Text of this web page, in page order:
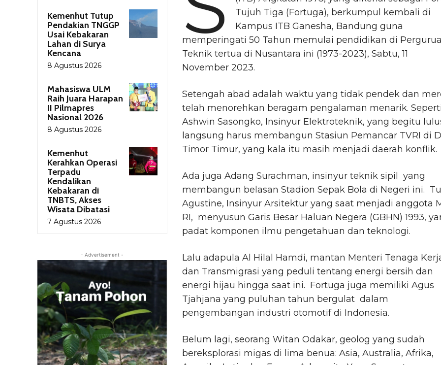
Kemenhut Tutup
Pendakian TNGGP
Usai Kebakaran
Lahan di Surya
Kencana
8 Agustus 2026
Mahasiswa ULM
Raih Juara Harapan
II Pilmapres
Nasional 2026
8 Agustus 2026
Kemenhut
Kerahkan Operasi
Terpadu
Kendalikan
Kebakaran di
TNBTS, Akses
Wisata Dibatasi
7 Agustus 2026
- Advertisement -
Tujuh Tiga (Fortuga), berkumpul kembali di
Kampus ITB Ganesha, Bandung guna
memperingati 50 Tahun memulai pendidikan di
Teknik tertua di Nusantara ini (1973-2023), Sabtu, 11
November 2023.
Setengah abad adalah waktu yang tidak pendek dan
telah menorehkan beragam pengalaman menarik. Seperti
Ashwin Sasongko, Insinyur Elektroteknik, yang begitu
langsung harus membangun Stasiun Pemancar TVRI di
Timor Timur, yang kala itu masih menjadi daerah konflik.
Ada juga Adang Surachman, insinyur teknik sipil yang
membangun belasan Stadion Sepak Bola di Negeri ini.
Agustine, Insinyur Arsitektur yang saat menjadi anggota
RI, menyusun Garis Besar Haluan Negera (GBHN) 1993,
padat komponen ilmu pengetahuan dan teknologi.
Lalu adapula Al Hilal Hamdi, mantan Menteri Tenaga
dan Transmigrasi yang peduli tentang energi bersih dan
energi hijau hingga saat ini. Fortuga juga memiliki Agus
Tjahjana yang puluhan tahun bergulat dalam
pengembangan industri otomotif di Indonesia.
Belum lagi, seorang Witan Odakar, geolog yang sudah
bereksplorasi migas di lima benua: Asia, Australia, Afrika,